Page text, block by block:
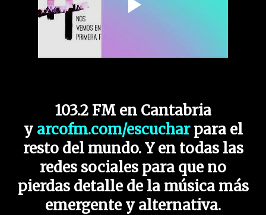
103.2 FM en Cantabria
y arcofm.com/escuchar para el
resto del mundo. Y en todas las
redes sociales para que no
pierdas detalle de la música más
emergente y alternativa.